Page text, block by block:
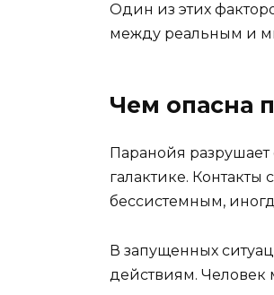
Один из этих
между реальным и
Чем опасна
Паранойя
галактике. Контакты
бессистемным,
В запущенных
действиям. Человек